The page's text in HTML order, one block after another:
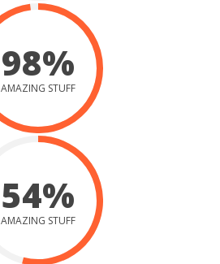
98%
AMAZING STUFF
54%
AMAZING STUFF